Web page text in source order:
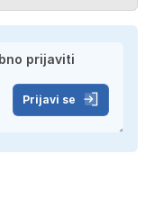
Prijavi se